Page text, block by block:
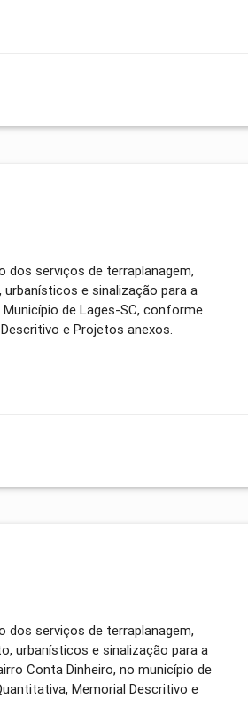
dos serviços de terraplanagem,
e sinalização para a
de Lages-SC, conforme
e Projetos anexos.
dos serviços de terraplanagem,
urbanísticos e sinalização para a
Conta Dinheiro, no município de
Memorial Descritivo e